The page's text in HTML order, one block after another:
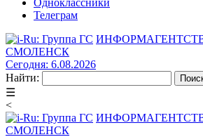
Одноклассники
Телеграм
СМОЛЕНСК
Сегодня: 6.08.2026
Найти:
☰
<
СМОЛЕНСК